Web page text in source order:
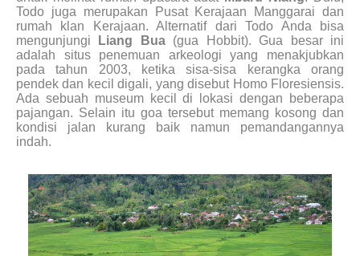
Todo juga merupakan Pusat Kerajaan Manggarai dan
rumah klan Kerajaan. Alternatif dari Todo Anda bisa
mengunjungi
Liang Bua(gua Hobbit). Gua besar ini
adalah situs penemuan arkeologi yang menakjubkan
pada tahun 2003, ketika sisa-sisa kerangka orang
pendek dan kecil digali, yang disebut Homo Floresiensis.
Ada sebuah museum kecil di lokasi dengan beberapa
pajangan. Selain itu goa tersebut memang kosong dan
kondisi jalan kurang baik namun pemandangannya
indah.